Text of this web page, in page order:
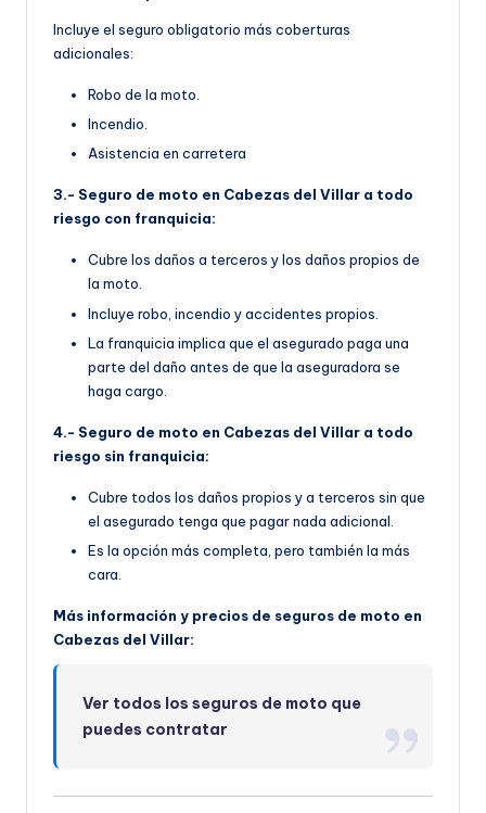
Incluye el seguro obligatorio más coberturas
adicionales:
Robo de la moto.
Incendio.
Asistencia en carretera
3.- Seguro de moto en Cabezas del Villar a todo
riesgo con franquicia:
Cubre los daños a terceros y los daños propios de
la moto.
Incluye robo, incendio y accidentes propios.
La franquicia implica que el asegurado paga una
parte del daño antes de que la aseguradora se
haga cargo.
4.- Seguro de moto en Cabezas del Villar a todo
riesgo sin franquicia:
Cubre todos los daños propios y a terceros sin que
el asegurado tenga que pagar nada adicional.
Es la opción más completa, pero también la más
cara.
Más información y precios de seguros de moto en
Cabezas del Villar:
Ver todos los seguros de moto que
puedes contratar